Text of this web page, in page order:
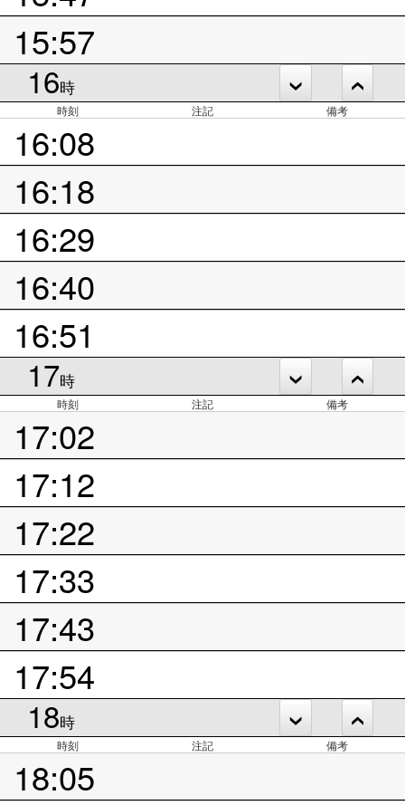
15:57
16時
時刻 注記 備考
16:08
16:18
16:29
16:40
16:51
17時
時刻 注記 備考
17:02
17:12
17:22
17:33
17:43
17:54
18時
時刻 注記 備考
18:05